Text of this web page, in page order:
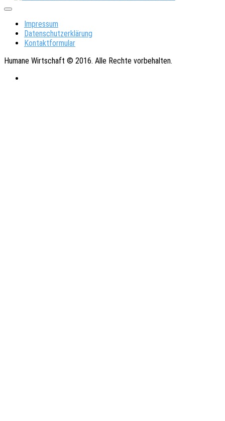
Impressum
Datenschutzerklärung
Kontaktformular
Humane Wirtschaft © 2016. Alle Rechte vorbehalten.